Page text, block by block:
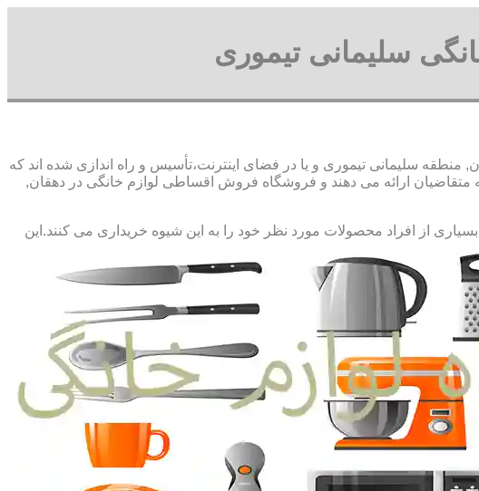
سلیمانی تیموری
سلیمانی تیموری و یا در فضای اینترنت،تأسیس و راه اندازی شده اند که
ارائه می دهند و فروشگاه فروش اقساطی لوازم خانگی در دهقان,
بسیاری از افراد محصولات مورد نظر خود را به این شیوه خریداری می کنند.این